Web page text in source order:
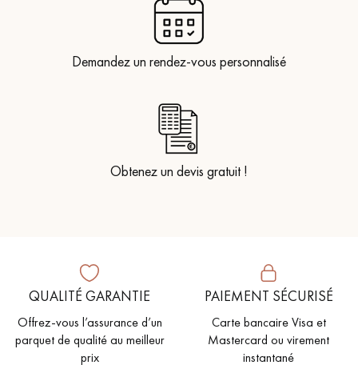
Demandez un rendez-vous personnalisé
Obtenez un devis gratuit !
QUALITÉ GARANTIE
Offrez-vous l’assurance d’un
parquet de qualité au meilleur
prix
PAIEMENT SÉCURISÉ
Carte bancaire Visa et
Mastercard ou virement
instantané